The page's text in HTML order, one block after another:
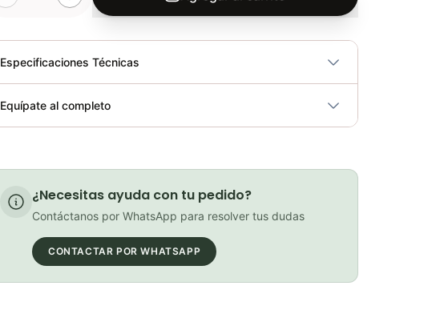
Especificaciones Técnicas
Plegable No
Equípate al completo
Llave Torque MultiHerramientas Pro 6 Funciones Mtb Ruta Ciclismo
COP 225,900.00
Kit Herramientas Gw 7 Piezas Bicicletas Repuestos Mtb Ruta
Elegir opciones
¿Necesitas ayuda con tu pedido?
Contáctanos por WhatsApp para resolver tus dudas
CONTACTAR POR WHATSAPP